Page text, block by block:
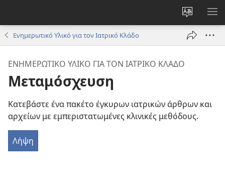
Αλλαγή
γλώσσας
Ενημερωτικό Υλικό για τον Ιατρικό Κλάδο
ΕΝΗΜΕΡΩΤΙΚΟ ΥΛΙΚΟ ΓΙΑ ΤΟΝ ΙΑΤΡΙΚΟ ΚΛΑΔΟ
Μεταμόσχευση
Κατεβάστε ένα πακέτο έγκυρων ιατρικών άρθρων και
αρχείων με εμπεριστατωμένες κλινικές μεθόδους.
Λήψη